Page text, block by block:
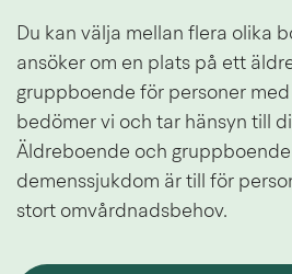
Du kan välja mellan flera olika
ansöker om en plats på ett
gruppboende för personer
bedömer vi och tar hänsyn till
Äldreboende och
demenssjukdom är till för
stort omvårdnadsbehov.